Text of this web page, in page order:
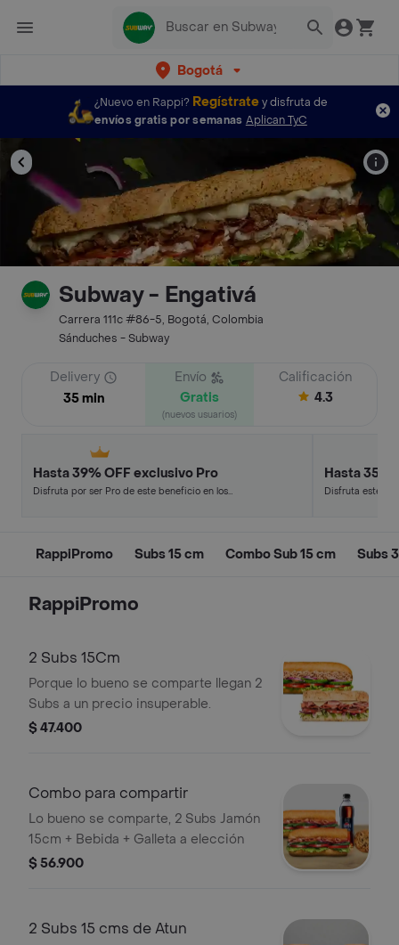
Bogotá
¿Nuevo en Rappi? Regístratey disfruta de
envíos gratis por semanas Aplican TyC
Subway - Engativá
Carrera 111c #86-5, Bogotá, Colombia
Sánduches - Subway
Delivery
35 min
Envío
Gratis
(nuevos usuarios)
Calificación
4.3
Hasta 39% OFF exclusivo Pro
Disfruta por ser Pro de este beneficio en los
Hasta 35%
Disfruta este
RappiPromo Subs 15 cm Combo Sub 15 cm Subs
RappiPromo
2 Subs 15Cm
Porque lo bueno se comparte llegan 2
Subs a un precio insuperable.
$ 47.400
Combo para compartir
Lo bueno se comparte, 2 Subs Jamón
15cm + Bebida + Galleta a elección
$ 56.900
2 Subs 15 cms de Atun